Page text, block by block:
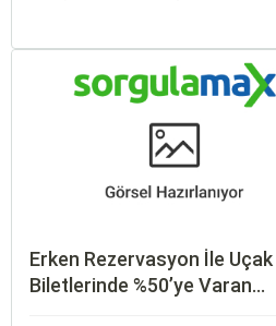
nasıl işlediği, hangi durumlarda ücret
iadesi alabileceğiniz konularına
değineceğiz.
Erken Rezervasyon İle Uçak
Biletlerinde %50’ye Varan